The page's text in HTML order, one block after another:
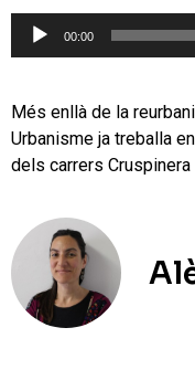
Reproductor
00:00
Més enllà de la
Urbanisme ja treballa
dels carrers